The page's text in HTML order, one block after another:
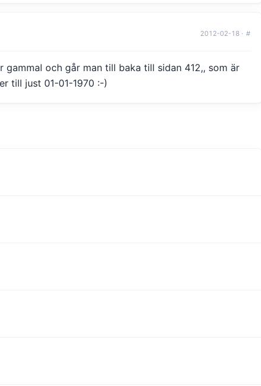
2012-02-18 · #
gammal och går man till baka till sidan 412,, som är
till just 01-01-1970 :-)